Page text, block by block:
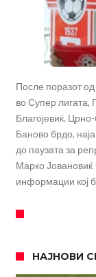
После поразот
во Супер лигата,
Благојевиќ.
Баново брдо,
до паузата за
Марко Јовановиќ
информации кој
НАЈНОВИ